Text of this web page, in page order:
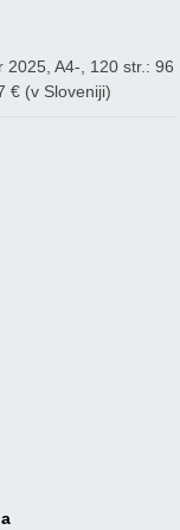
2025, A4-, 120 str.: 96
€ (v Sloveniji)